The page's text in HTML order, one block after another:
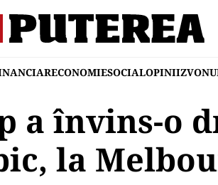
ECONOMIESOCIALOPINII
a învins-o
la